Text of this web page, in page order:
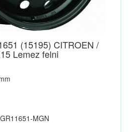
(15195) CITROEN /
Lemez felni
MGN